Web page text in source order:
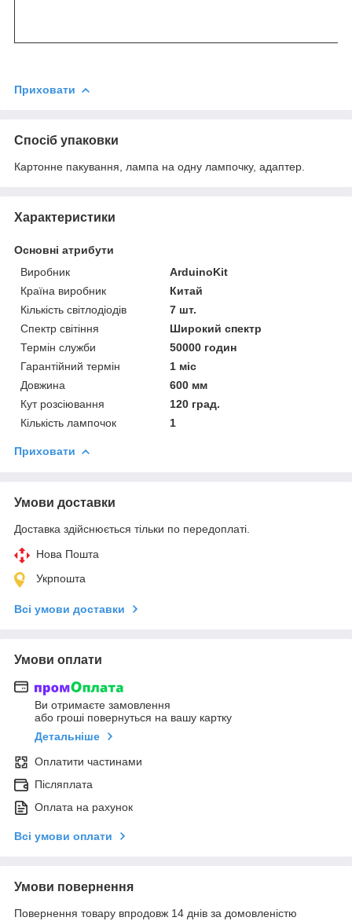
Приховати
Спосіб упаковки
Картонне пакування, лампа на одну лампочку, адаптер.
Характеристики
Основні атрибути
Виробник
ArduinoKit
Країна виробник
Китай
Кількість світлодіодів
7 шт.
Спектр світіння
Широкий спектр
Термін служби
50000 годин
Гарантійний термін
1 міс
Довжина
600 мм
Кут розсіювання
120 град.
Кількість лампочок
1
Приховати
Умови доставки
Доставка здійснюється тільки по передоплаті.
Нова Пошта
Укрпошта
Всі умови доставки
Умови оплати
Ви отримаєте замовлення
або гроші повернуться на вашу картку
Детальніше
Оплатити частинами
Післяплата
Оплата на рахунок
Всі умови оплати
Умови повернення
Повернення товару впродовж 14 днів за домовленістю